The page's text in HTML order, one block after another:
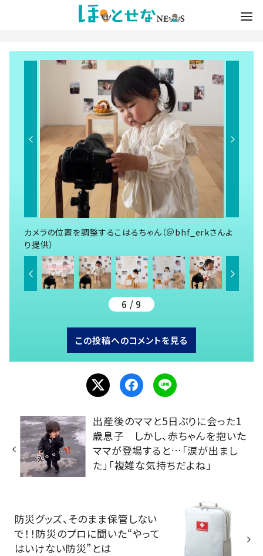
カメラの位置を調整するこはるちゃん（＠bhf_erkさんよ
り提供）
6 / 9
この投稿へのコメントを見る
出産後のママと5日ぶりに会った1
歳息子 しかし、赤ちゃんを抱いた
ママが登場すると…「涙が出まし
た」「複雑な気持ちだよね」
防災グッズ、そのまま保管しない
で！！防災のプロに聞いた“やって
はいけない防災”とは